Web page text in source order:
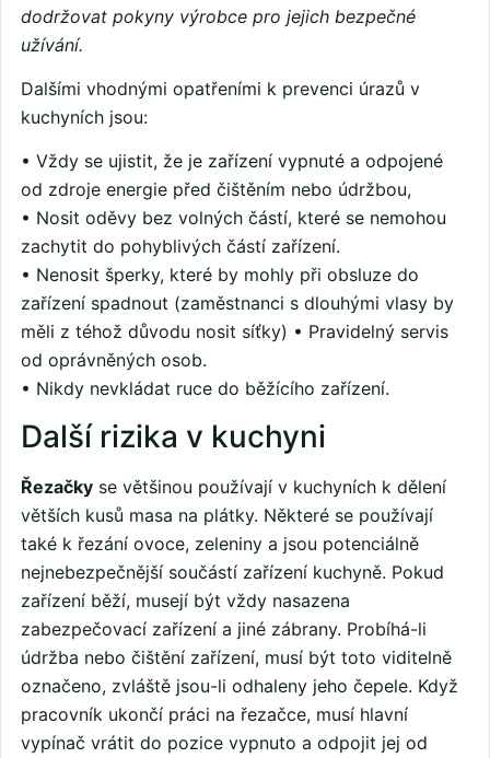
dodržovat pokyny výrobce pro jejich bezpečné
užívání.
Dalšími vhodnými opatřeními k prevenci úrazů v
kuchyních jsou:
• Vždy se ujistit, že je zařízení vypnuté a odpojené
od zdroje energie před čištěním nebo údržbou,
• Nosit oděvy bez volných částí, které se nemohou
zachytit do pohyblivých částí zařízení.
• Nenosit šperky, které by mohly při obsluze do
zařízení spadnout (zaměstnanci s dlouhými vlasy by
měli z téhož důvodu nosit síťky) • Pravidelný servis
od oprávněných osob.
• Nikdy nevkládat ruce do běžícího zařízení.
Další rizika v kuchyni
Řezačky se většinou používají v kuchyních k dělení
větších kusů masa na plátky. Některé se používají
také k řezání ovoce, zeleniny a jsou potenciálně
nejnebezpečnější součástí zařízení kuchyně. Pokud
zařízení běží, musejí být vždy nasazena
zabezpečovací zařízení a jiné zábrany. Probíhá-li
údržba nebo čištění zařízení, musí být toto viditelně
označeno, zvláště jsou-li odhaleny jeho čepele. Když
pracovník ukončí práci na řezačce, musí hlavní
vypínač vrátit do pozice vypnuto a odpojit jej od